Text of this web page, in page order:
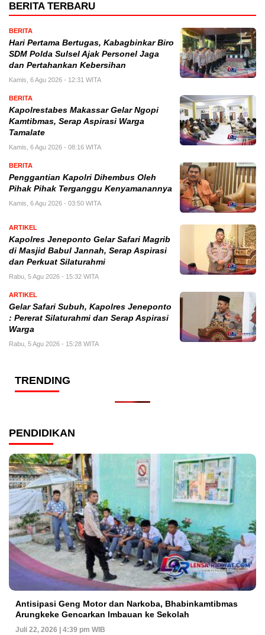
BERITA TERBARU
BERITA
Hari Pertama Bertugas, Kabagbinkar Biro
SDM Polda Sulsel Ajak Personel Jaga
dan Pertahankan Kebersihan
Kamis, 6 Agu 2026 - 12:31 WITA
BERITA
Kapolrestabes Makassar Gelar Ngopi
Kamtibmas, Serap Aspirasi Warga
Tamalate
Kamis, 6 Agu 2026 - 08:16 WITA
BERITA
Penggantian Kapolri Dihembus Oleh
Pihak Pihak Terganggu Kenyamanannya
Kamis, 6 Agu 2026 - 03:50 WITA
ARTIKEL
Kapolres Jeneponto Gelar Safari Magrib
di Masjid Babul Jannah, Serap Aspirasi
dan Perkuat Silaturahmi
Rabu, 5 Agu 2026 - 15:32 WITA
ARTIKEL
Gelar Safari Subuh, Kapolres Jeneponto
: Pererat Silaturahmi dan Serap Aspirasi
Warga
Rabu, 5 Agu 2026 - 15:28 WITA
TRENDING
PENDIDIKAN
Antisipasi Geng Motor dan Narkoba, Bhabinkamtibmas
Arungkeke Gencarkan Imbauan ke Sekolah
Juli 22, 2026 | 4:39 pm WIB